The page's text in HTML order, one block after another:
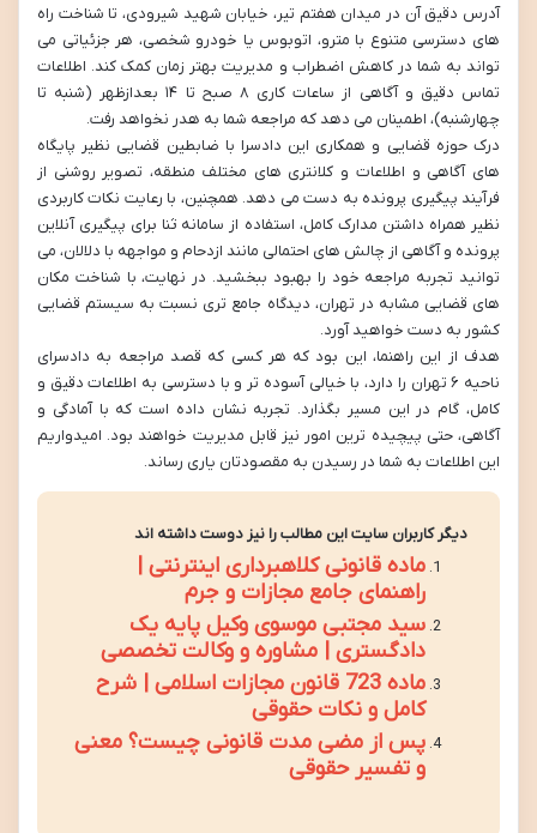
آدرس دقیق آن در میدان هفتم تیر، خیابان شهید شیرودی، تا شناخت راه
های دسترسی متنوع با مترو، اتوبوس یا خودرو شخصی، هر جزئیاتی می
تواند به شما در کاهش اضطراب و مدیریت بهتر زمان کمک کند. اطلاعات
تماس دقیق و آگاهی از ساعات کاری ۸ صبح تا ۱۴ بعدازظهر (شنبه تا
چهارشنبه)، اطمینان می دهد که مراجعه شما به هدر نخواهد رفت.
درک حوزه قضایی و همکاری این دادسرا با ضابطین قضایی نظیر پایگاه
های آگاهی و اطلاعات و کلانتری های مختلف منطقه، تصویر روشنی از
فرآیند پیگیری پرونده به دست می دهد. همچنین، با رعایت نکات کاربردی
نظیر همراه داشتن مدارک کامل، استفاده از سامانه ثنا برای پیگیری آنلاین
پرونده و آگاهی از چالش های احتمالی مانند ازدحام و مواجهه با دلالان، می
توانید تجربه مراجعه خود را بهبود ببخشید. در نهایت، با شناخت مکان
های قضایی مشابه در تهران، دیدگاه جامع تری نسبت به سیستم قضایی
کشور به دست خواهید آورد.
هدف از این راهنما، این بود که هر کسی که قصد مراجعه به دادسرای
ناحیه ۶ تهران را دارد، با خیالی آسوده تر و با دسترسی به اطلاعات دقیق و
کامل، گام در این مسیر بگذارد. تجربه نشان داده است که با آمادگی و
آگاهی، حتی پیچیده ترین امور نیز قابل مدیریت خواهند بود. امیدواریم
این اطلاعات به شما در رسیدن به مقصودتان یاری رساند.
دیگر کاربران سایت این مطالب را نیز دوست داشته اند
ماده قانونی کلاهبرداری اینترنتی |
راهنمای جامع مجازات و جرم
سید مجتبی موسوی وکیل پایه یک
دادگستری | مشاوره و وکالت تخصصی
ماده 723 قانون مجازات اسلامی | شرح
کامل و نکات حقوقی
پس از مضی مدت قانونی چیست؟ معنی
و تفسیر حقوقی